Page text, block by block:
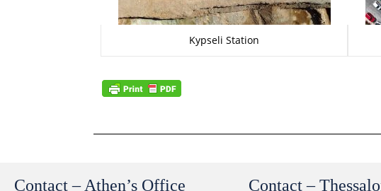
Kypseli Station
Contact – Athen’s Office Contact –